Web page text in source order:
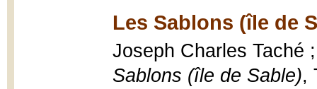
Les Sablons (île de
Joseph Charles Taché
Sablons (île de Sable),